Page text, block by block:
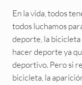
En la vida, todos
todos luchamos
deporte, la
hacer deporte ya
deportivo. Pero si
bicicleta, la